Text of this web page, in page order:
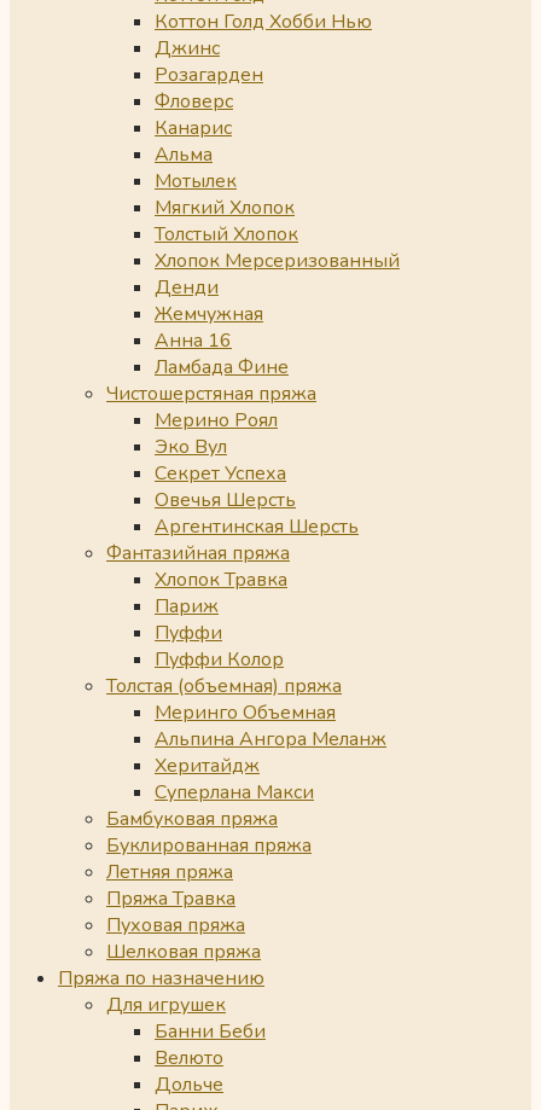
Коттон Голд Хобби Нью
Джинс
Розагарден
Фловерс
Канарис
Альма
Мотылек
Мягкий Хлопок
Толстый Хлопок
Хлопок Мерсеризованный
Денди
Жемчужная
Анна 16
Ламбада Фине
Чистошерстяная пряжа
Мерино Роял
Эко Вул
Секрет Успеха
Овечья Шерсть
Аргентинская Шерсть
Фантазийная пряжа
Хлопок Травка
Париж
Пуффи
Пуффи Колор
Толстая (объемная) пряжа
Меринго Объемная
Альпина Ангора Меланж
Херитайдж
Суперлана Макси
Бамбуковая пряжа
Буклированная пряжа
Летняя пряжа
Пряжа Травка
Пуховая пряжа
Шелковая пряжа
Пряжа по назначению
Для игрушек
Банни Беби
Велюто
Дольче